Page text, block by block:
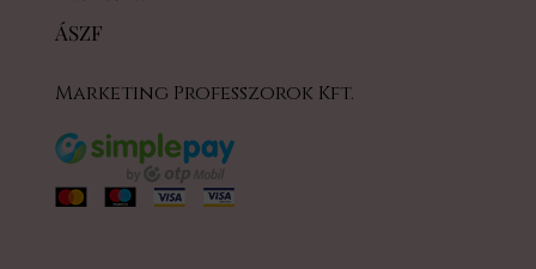
ÁSZF
Marketing Professzorok Kft.